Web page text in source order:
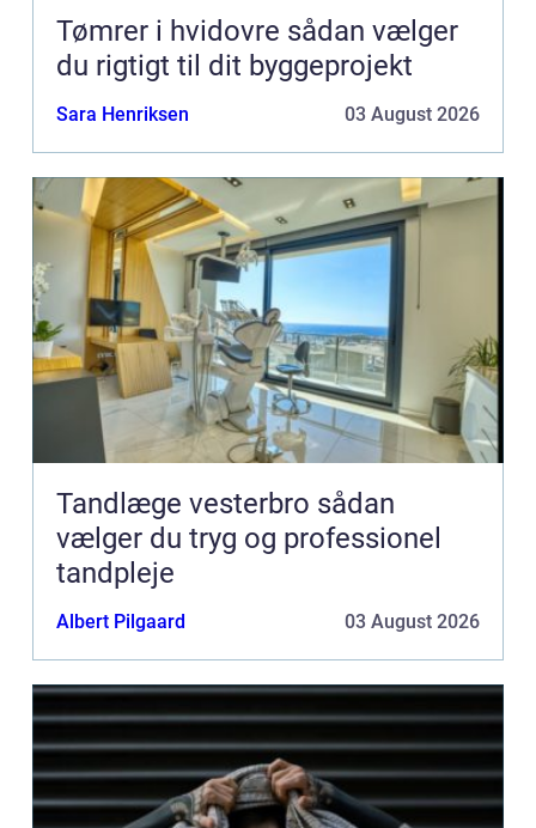
Tømrer i hvidovre sådan vælger
du rigtigt til dit byggeprojekt
Sara Henriksen 03 August 2026
Tandlæge vesterbro sådan
vælger du tryg og professionel
tandpleje
Albert Pilgaard 03 August 2026